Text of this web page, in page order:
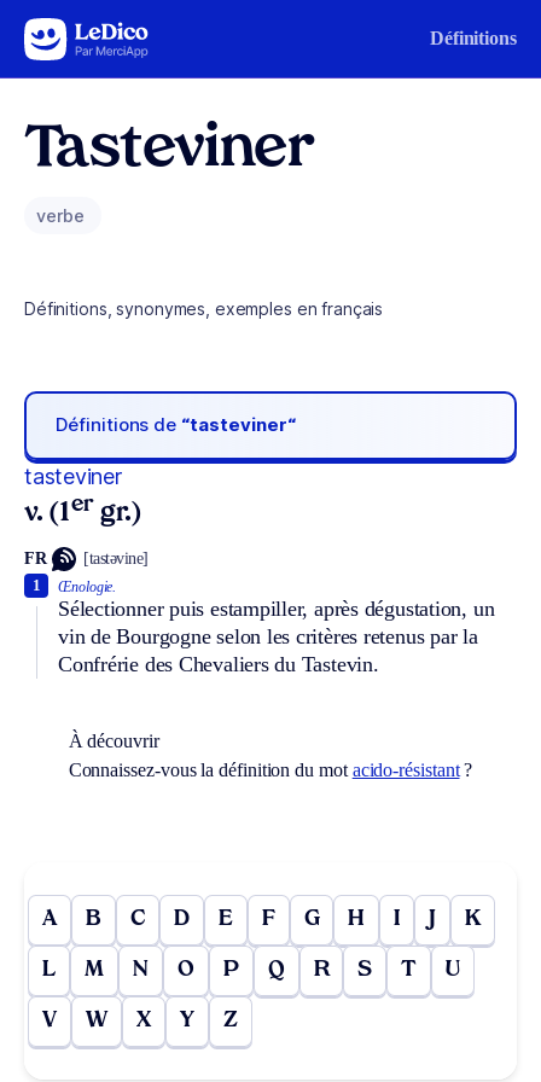
Aller au contenu Définitions
Tasteviner
verbe
Définitions, synonymes, exemples en français
Définitions de “tasteviner“
tasteviner
v. (1er gr.)
FR [tastəvine]
Œnologie.
Sélectionner puis estampiller, après dégustation, un
vin de Bourgogne selon les critères retenus par la
Confrérie des Chevaliers du Tastevin.
1
À découvrir
Connaissez-vous la définition du mot acido-résistant?
A B C D E F G H I J K
L M N O P Q R S T U
V W X Y Z